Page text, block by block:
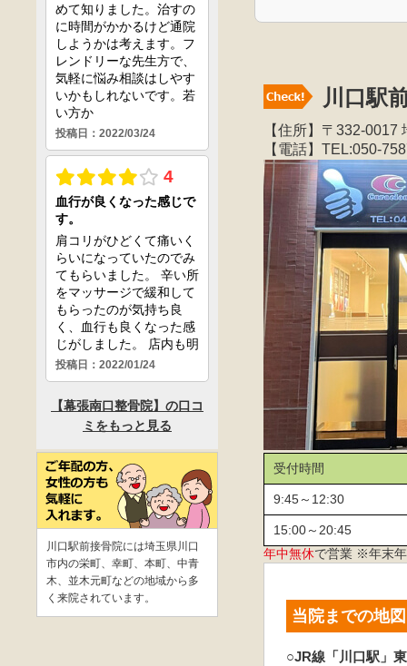
川口駅
【住所】〒332-
【電話】TEL:050-
受付時間
9:45～12:30
15:00～20:45
年中無休で営業 ※年末
当院までの地図
○JR線「川口駅」
川口駅前接骨院には埼玉県川口
市内の栄町、幸町、本町、中青
木、並木元町などの地域から多
く来院されています。